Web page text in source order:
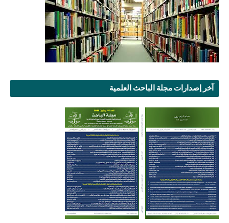
آخر إصدارات مجلة الباحث العلمية